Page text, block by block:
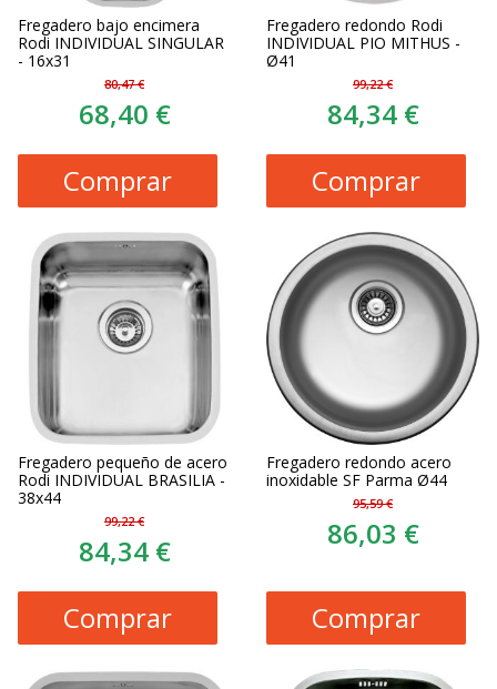
Fregadero bajo encimera
Rodi INDIVIDUAL SINGULAR
- 16x31
80,47 €
68,40 €
Comprar
Fregadero redondo Rodi
INDIVIDUAL PIO MITHUS -
Ø41
99,22 €
84,34 €
Comprar
Fregadero pequeño de acero
Rodi INDIVIDUAL BRASILIA -
38x44
99,22 €
84,34 €
Comprar
Fregadero redondo acero
inoxidable SF Parma Ø44
95,59 €
86,03 €
Comprar